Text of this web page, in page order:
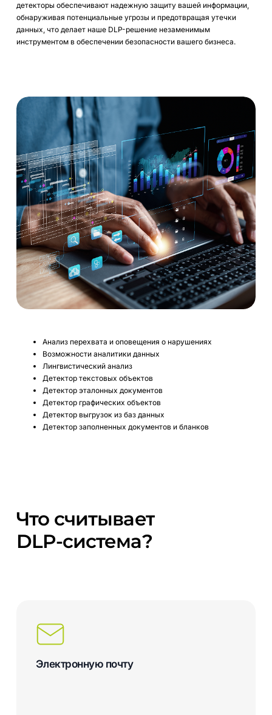
детекторы обеспечивают надежную защиту вашей информации,
обнаруживая потенциальные угрозы и предотвращая утечки
данных, что делает наше DLP-решение незаменимым
инструментом в обеспечении безопасности вашего бизнеса.
Анализ перехвата и оповещения о нарушениях
Возможности аналитики данных
Лингвистический анализ
Детектор текстовых объектов
Детектор эталонных документов
Детектор графических объектов
Детектор выгрузок из баз данных
Детектор заполненных документов и бланков
Что считывает
DLP-система?
Электронную почту